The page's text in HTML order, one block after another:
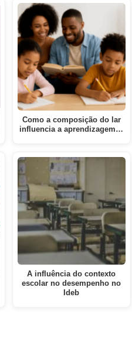
Como a composição do lar
influencia a aprendizagem…
A influência do contexto
escolar no desempenho no
Ideb